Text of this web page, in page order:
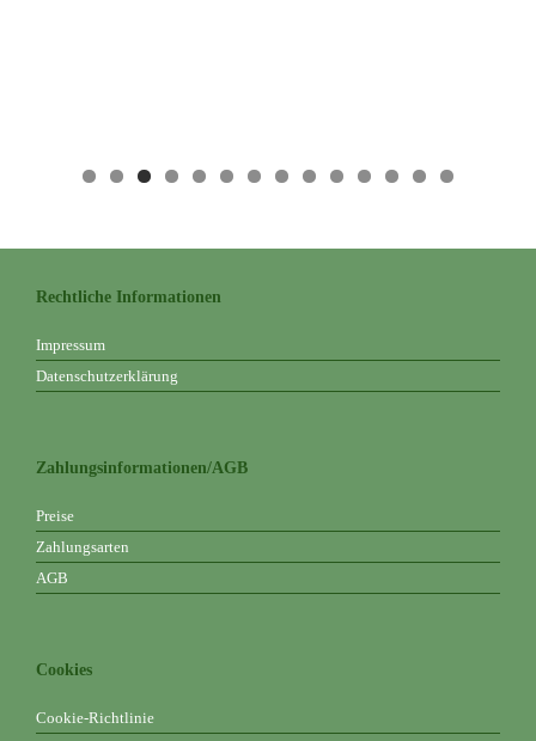
Rechtliche Informationen
Impressum
Datenschutzerklärung
Zahlungsinformationen/AGB
Preise
Zahlungsarten
AGB
Cookies
Cookie-Richtlinie